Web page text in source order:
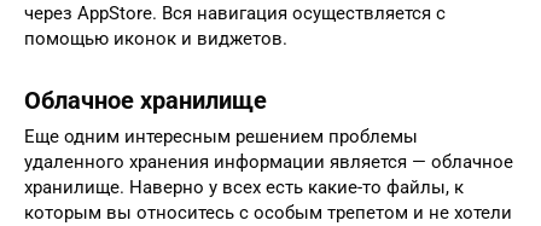
через AppStore. Вся навигация осуществляется с
помощью иконок и виджетов.
Облачное хранилище
Еще одним интересным решением проблемы
удаленного хранения информации является — облачное
хранилище. Наверно у всех есть какие-то файлы, к
которым вы относитесь с особым трепетом и не хотели